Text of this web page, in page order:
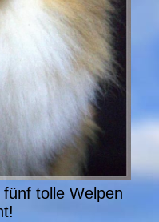
tolle Welpen